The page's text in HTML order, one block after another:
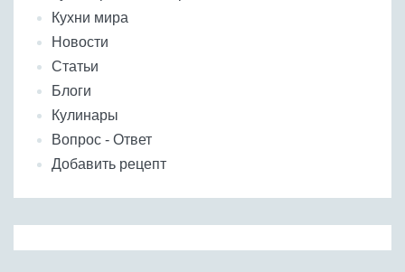
Кухни мира
Новости
Статьи
Блоги
Кулинары
Вопрос - Ответ
Добавить рецепт